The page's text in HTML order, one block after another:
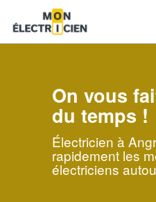
On vous
du temps !
Électricien à
rapidement les
électriciens